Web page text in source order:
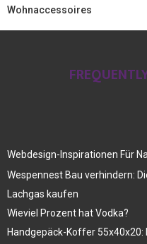
Wohnaccessoires
Webdesign-Inspirationen Für
Wespennest Bau verhindern:
Lachgas kaufen
Wieviel Prozent hat Vodka?
Handgepäck-Koffer 55x40x20: